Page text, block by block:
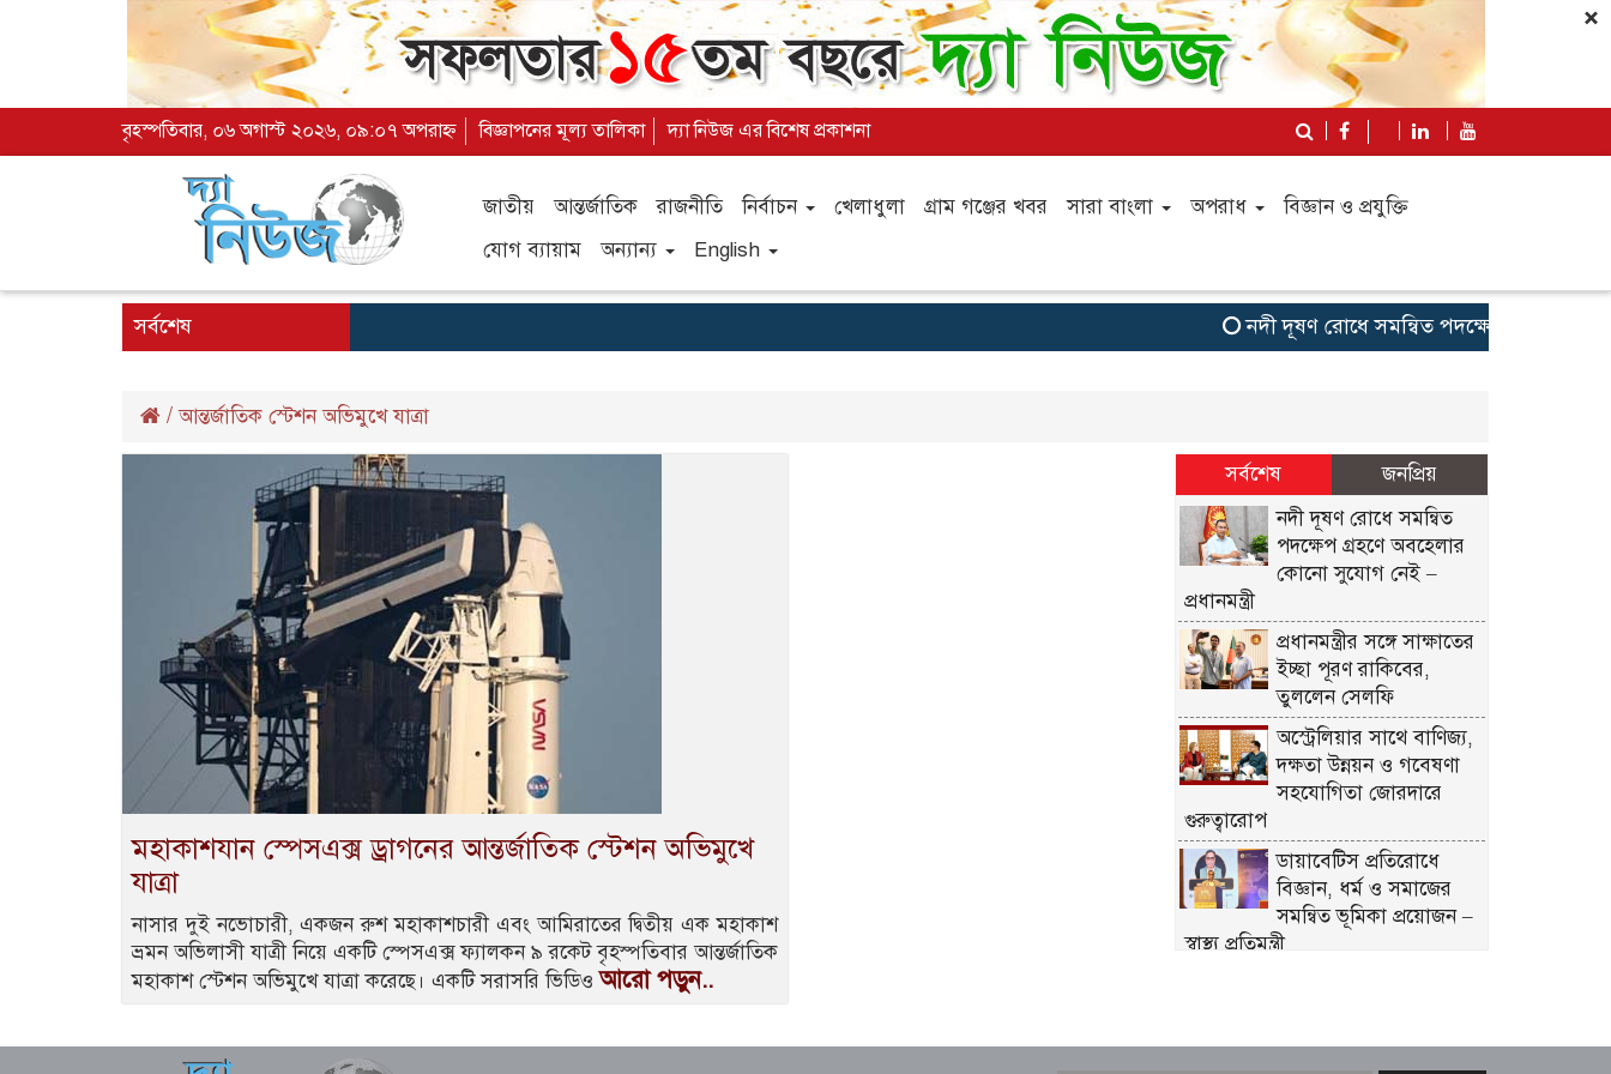
×
বৃহস্পতিবার, ০৬ অগাস্ট ২০২৬, ০৯:০৭ অপরাহ্ন বিজ্ঞাপনের মূল্য তালিকা দ্যা নিউজ এর বিশেষ প্রকাশনা
জাতীয় আন্তর্জাতিক রাজনীতি নির্বাচন খেলাধুলা গ্রাম গঞ্জের খবর সারা বাংলা অপরাধ
বিজ্ঞান ও প্রযুক্তি
যোগ ব্যায়াম
অন্যান্য English
সর্বশেষ নদী দূষণ রোধে সমন্বিত পদক্ষেপ গ্রহণে
/আন্তর্জাতিক স্টেশন অভিমুখে যাত্রা
মহাকাশযান স্পেসএক্স ড্রাগনের আন্তর্জাতিক স্টেশন অভিমুখে
যাত্রা
নাসার দুই নভোচারী, একজন রুশ মহাকাশচারী এবং আমিরাতের দ্বিতীয় এক মহাকাশ
ভ্রমন অভিলাসী যাত্রী নিয়ে একটি স্পেসএক্স ফ্যালকন ৯ রকেট বৃহস্পতিবার আন্তর্জাতিক
মহাকাশ স্টেশন অভিমুখে যাত্রা করেছে। একটি সরাসরি ভিডিওআরো পড়ুন..
সর্বশেষ
জনপ্রিয়
নদী দূষণ রোধে সমন্বিত
পদক্ষেপ গ্রহণে অবহেলার
কোনো সুযোগ নেই –
প্রধানমন্ত্রী
প্রধানমন্ত্রীর সঙ্গে সাক্ষাতের
ইচ্ছা পূরণ রাকিবের,
তুললেন সেলফি
অস্ট্রেলিয়ার সাথে বাণিজ্য,
দক্ষতা উন্নয়ন ও গবেষণা
সহযোগিতা জোরদারে
গুরুত্বারোপ
ডায়াবেটিস প্রতিরোধে
বিজ্ঞান, ধর্ম ও সমাজের
সমন্বিত ভূমিকা প্রয়োজন –
স্বাস্থ্য প্রতিমন্ত্রী